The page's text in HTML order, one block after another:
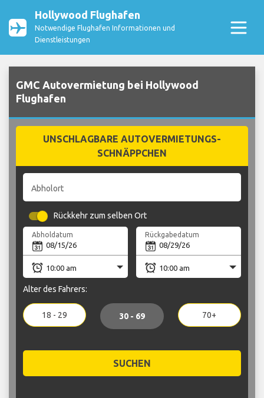
Hollywood Flughafen
Notwendige Flughafen Informationen und
Dienstleistungen
GMC Autovermietung bei Hollywood
Flughafen
UNSCHLAGBARE AUTOVERMIETUNGS-
SCHNÄPPCHEN
Abholort
Rückkehr zum selben Ort
Abholdatum Rückgabedatum
Alter des Fahrers:
18 - 29 30 - 69 70+
SUCHEN